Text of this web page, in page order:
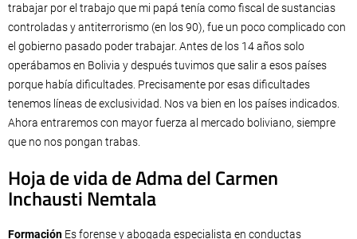
trabajar por el trabajo que mi papá tenía como fiscal de sustancias
controladas y antiterrorismo (en los 90), fue un poco complicado con
el gobierno pasado poder trabajar. Antes de los 14 años solo
operábamos en Bolivia y después tuvimos que salir a esos países
porque había dificultades. Precisamente por esas dificultades
tenemos líneas de exclusividad. Nos va bien en los países indicados.
Ahora entraremos con mayor fuerza al mercado boliviano, siempre
que no nos pongan trabas.
Hoja de vida de Adma del Carmen
Inchausti Nemtala
Formación Es forense y abogada especialista en conductas